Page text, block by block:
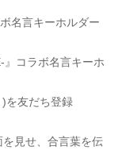
名言キーホルダー
』コラボ名言キーホ
を友だち登録
見せ、合言葉を伝